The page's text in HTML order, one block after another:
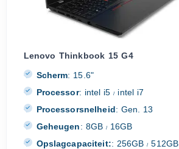
Lenovo Thinkbook 15 G4
Scherm: 15.6"
Processor: intel i5/ intel i7
Processorsnelheid: Gen. 13
Geheugen: 8GB / 16GB
Opslagcapaciteit:: 256GB/ 512GB